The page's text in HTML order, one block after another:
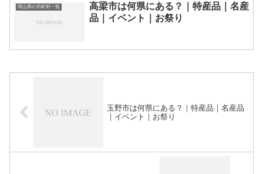
岡山県の市町村一覧
高梁市は何県にある？｜特産品｜名産
品｜イベント｜お祭り
玉野市は何県にある？｜特産品｜名産品
｜イベント｜お祭り